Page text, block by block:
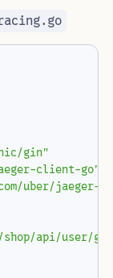
gin"
client-go"
uber/jaeger-
shop/api/user/